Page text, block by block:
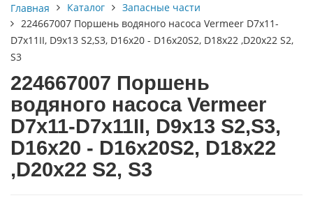
Главная Каталог
Запасные части
224667007 Поршень водяного насоса Vermeer D7x11-
D7x11II, D9x13 S2,S3, D16x20 - D16x20S2, D18x22 ,D20x22 S2,
S3
224667007 Поршень
водяного насоса Vermeer
D7x11-D7x11II, D9x13 S2,S3,
D16x20 - D16x20S2, D18x22
,D20x22 S2, S3